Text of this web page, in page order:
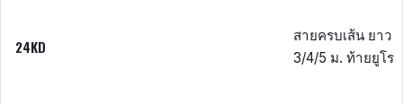
24KD
สายครบเส้น ยาว
3/4/5 ม. ท้ายยูโร